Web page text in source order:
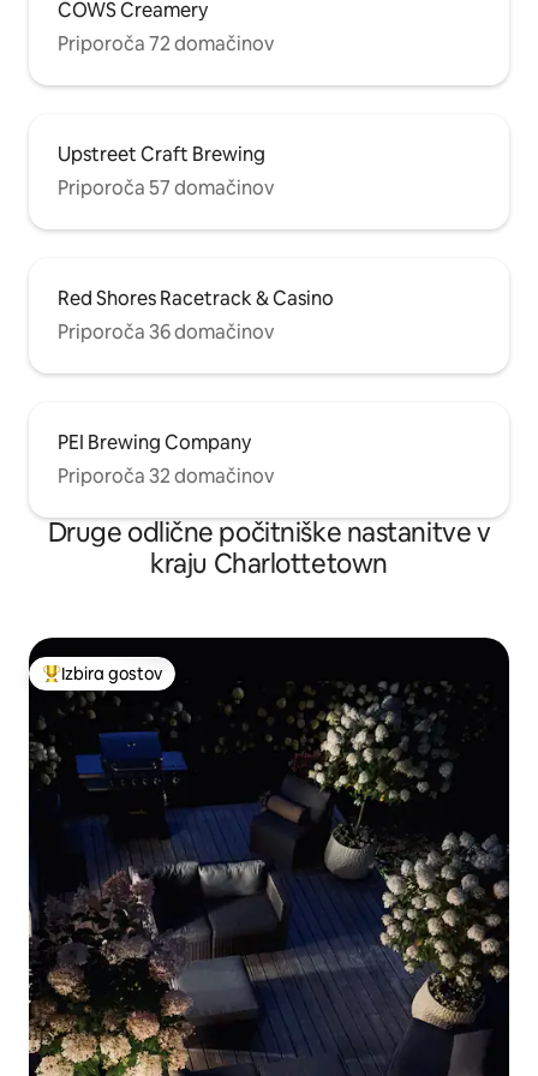
COWS Creamery
Priporoča 72 domačinov
Upstreet Craft Brewing
Priporoča 57 domačinov
Red Shores Racetrack & Casino
Priporoča 36 domačinov
PEI Brewing Company
Priporoča 32 domačinov
Druge odlične počitniške nastanitve v
kraju Charlottetown
Najbolj priljubljena prenočišča z značko »Izbira gostov«
Izbira gostov